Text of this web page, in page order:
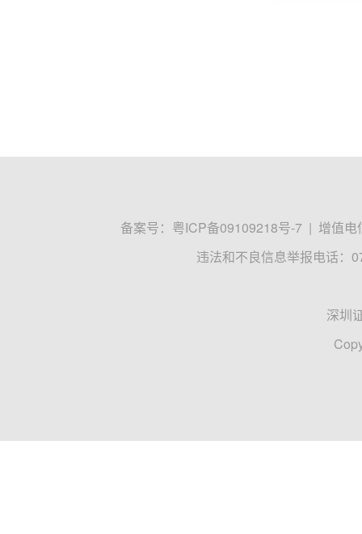
备案号： 粤ICP备09109218号-7 | 增值电
违法和不良信息举报电话：
深圳